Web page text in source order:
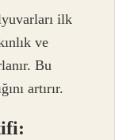
ilk
ve
Bu
artırır.